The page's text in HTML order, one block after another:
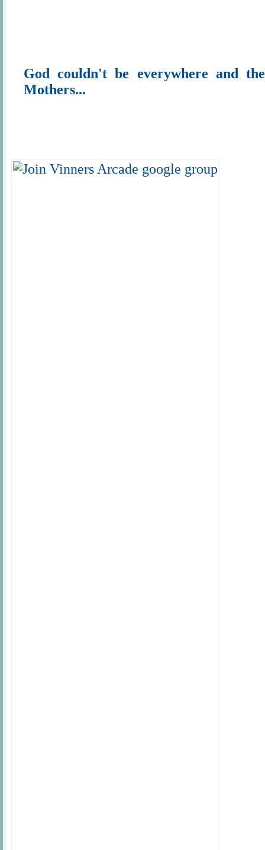
God couldn't be everywhere and
Mothers...